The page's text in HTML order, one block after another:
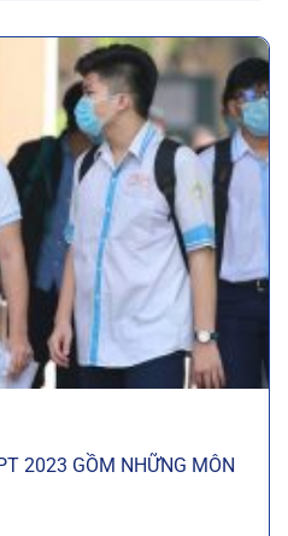
2023 GỒM NHỮNG MÔN